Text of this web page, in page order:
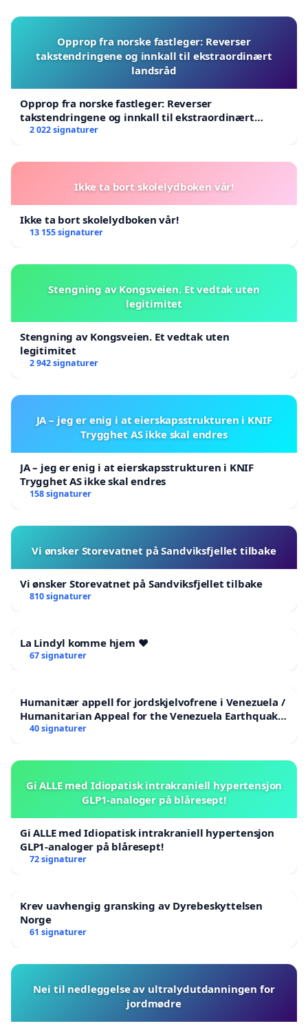
Opprop fra norske fastleger: Reverser
takstendringene og innkall til ekstraordinært
landsråd
Opprop fra norske fastleger: Reverser
takstendringene og innkall til ekstraordinært
landsråd
2 022 signaturer
Ikke ta bort skolelydboken vår!
Ikke ta bort skolelydboken vår!
13 155 signaturer
Stengning av Kongsveien. Et vedtak uten
legitimitet
Stengning av Kongsveien. Et vedtak uten
legitimitet
2 942 signaturer
JA – jeg er enig i at eierskapsstrukturen i KNIF
Trygghet AS ikke skal endres
JA – jeg er enig i at eierskapsstrukturen i KNIF
Trygghet AS ikke skal endres
158 signaturer
Vi ønsker Storevatnet på Sandviksfjellet tilbake
Vi ønsker Storevatnet på Sandviksfjellet tilbake
810 signaturer
La Lindyl komme hjem ❤️
67 signaturer
Humanitær appell for jordskjelvofrene i Venezuela /
Humanitarian Appeal for the Venezuela Earthquake
Victims
40 signaturer
Gi ALLE med Idiopatisk intrakraniell hypertensjon
GLP1-analoger på blåresept!
Gi ALLE med Idiopatisk intrakraniell hypertensjon
GLP1-analoger på blåresept!
72 signaturer
Krev uavhengig gransking av Dyrebeskyttelsen
Norge
61 signaturer
Nei til nedleggelse av ultralydutdanningen for
jordmødre